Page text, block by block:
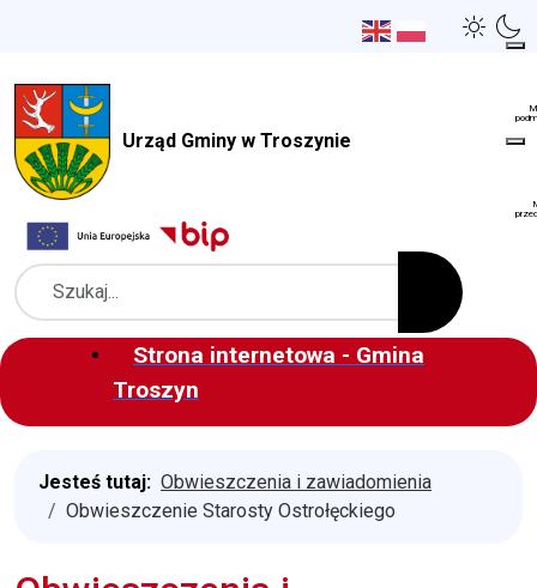
Urząd Gminy w Troszynie
Szukaj
Strona internetowa - Gmina
Troszyn
Jesteś tutaj: Obwieszczenia i zawiadomienia
Obwieszczenie Starosty Ostrołęckiego